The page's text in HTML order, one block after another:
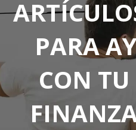
PARA
CON